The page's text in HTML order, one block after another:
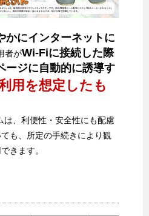
かにインターネットに
者がWi-Fiに接続した際
ージに自動的に誘導す
用を想定したも
は、利便性・安全性にも配慮
も、所定の手続きにより観
きます。